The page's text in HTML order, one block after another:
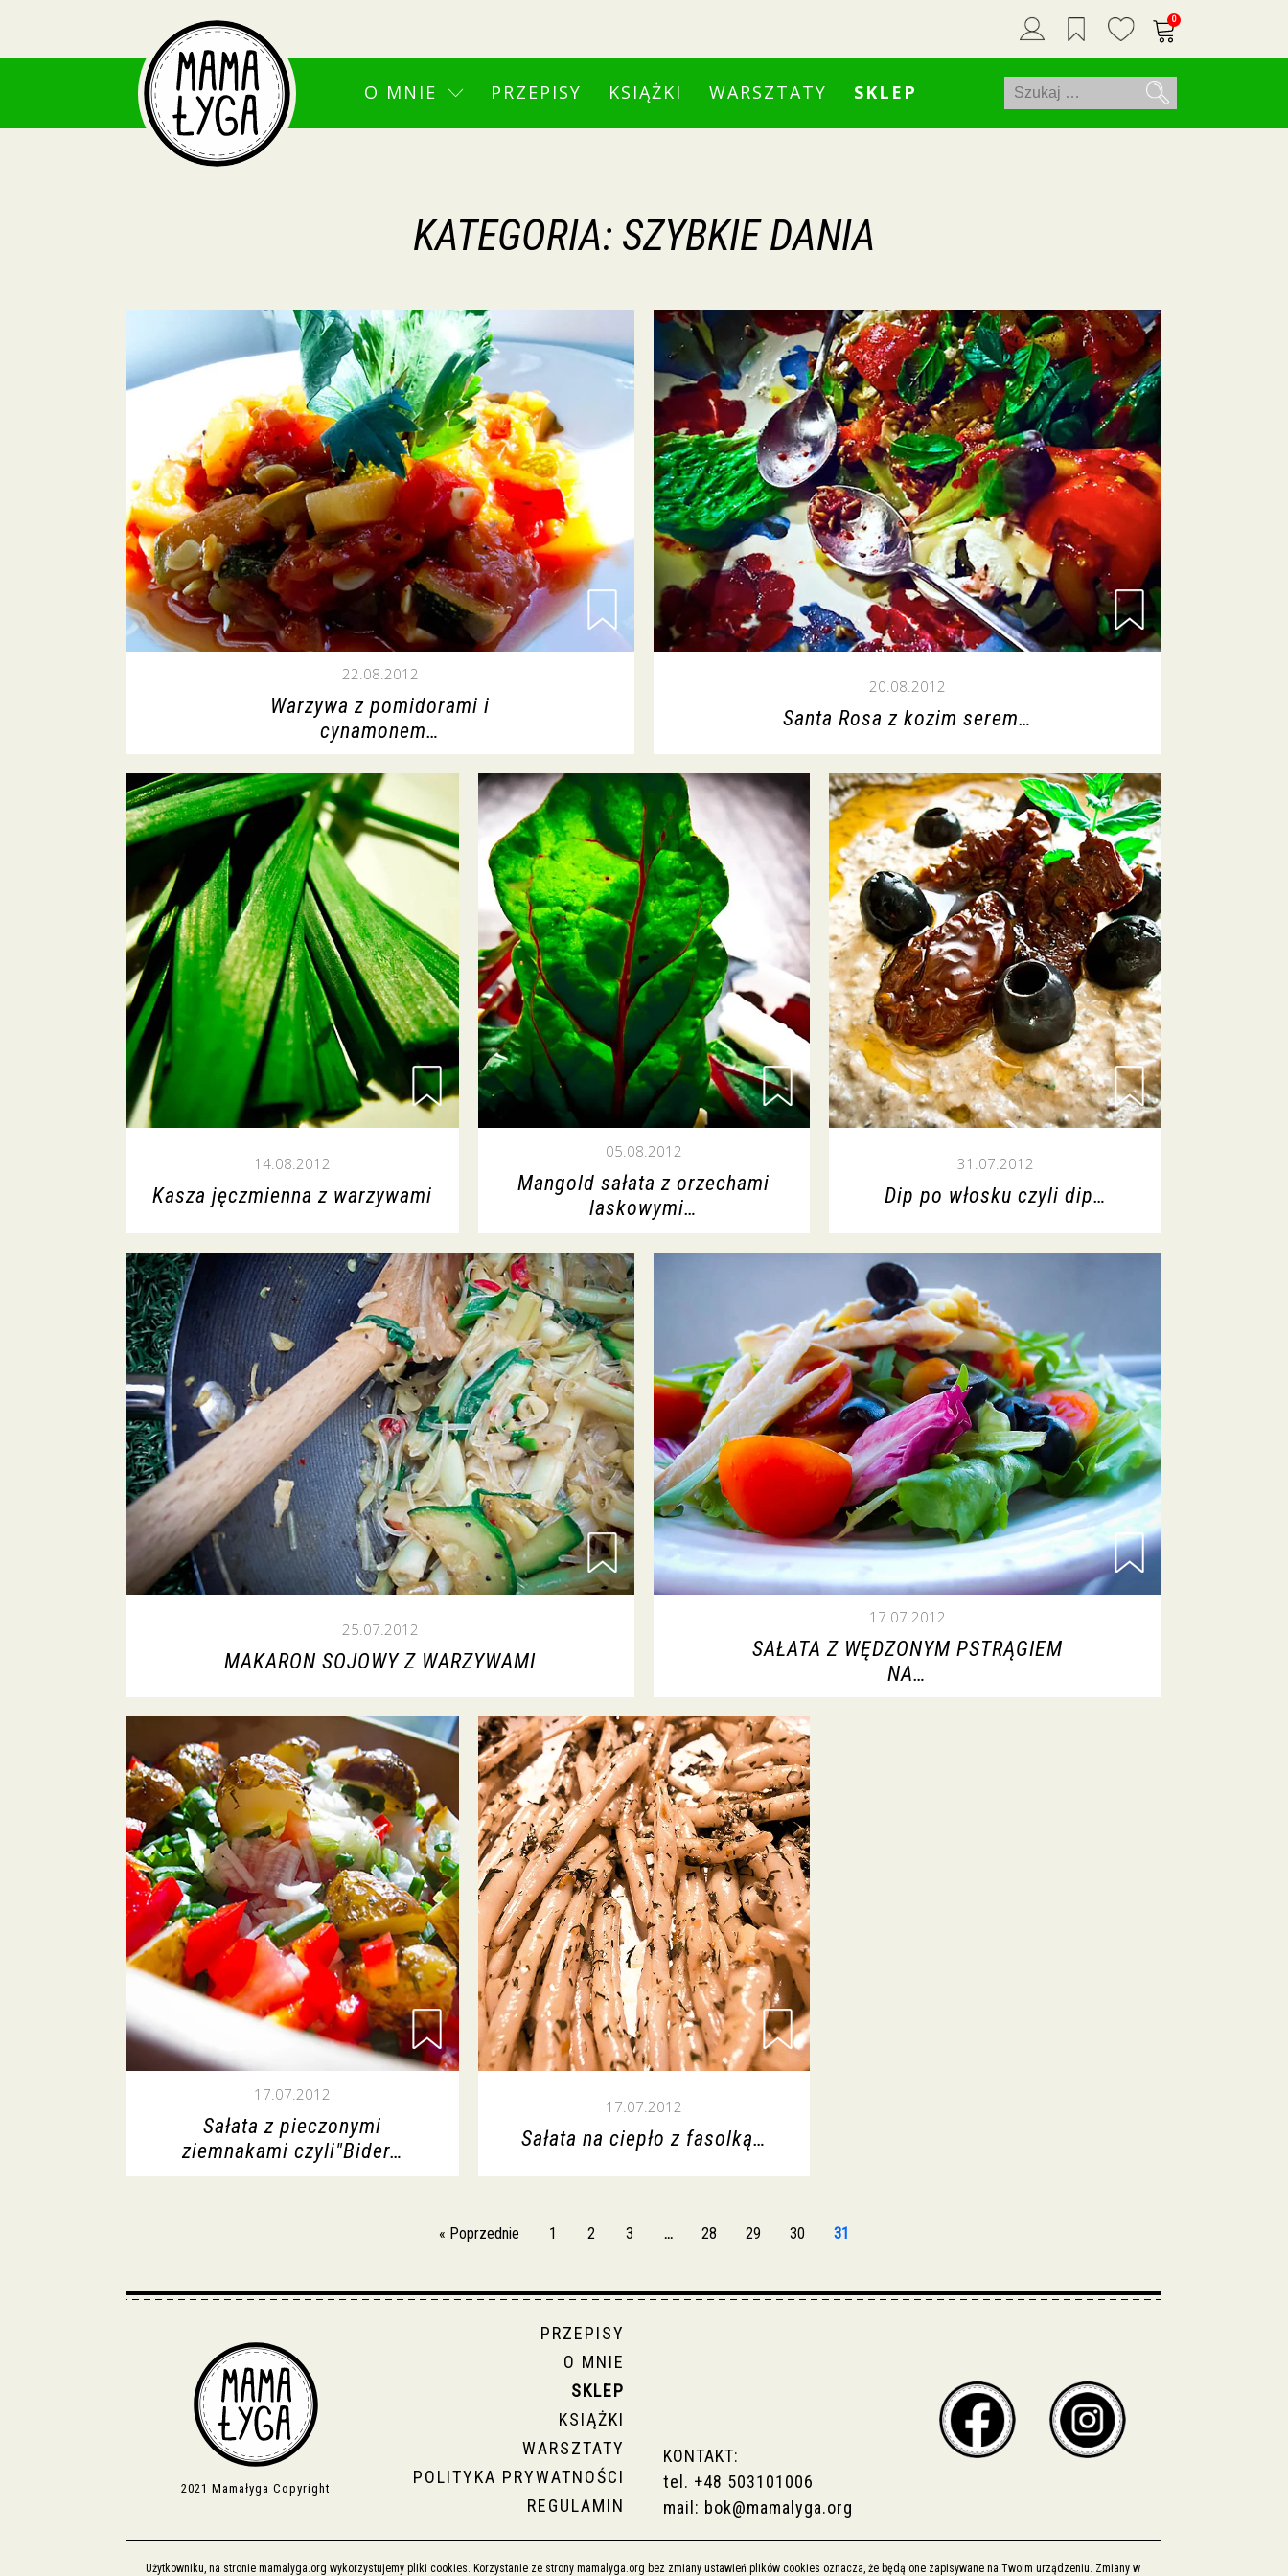
0
O MNIE PRZEPISY KSIĄŻKI WARSZTATY SKLEP Szukaj:
KATEGORIA: SZYBKIE DANIA
22.08.2012
Warzywa z pomidorami i
cynamonem…
20.08.2012
Santa Rosa z kozim serem…
14.08.2012
Kasza jęczmienna z warzywami
05.08.2012
Mangold sałata z orzechami
laskowymi…
31.07.2012
Dip po włosku czyli dip…
25.07.2012
MAKARON SOJOWY Z WARZYWAMI
17.07.2012
SAŁATA Z WĘDZONYM PSTRĄGIEM
NA…
17.07.2012
Sałata z pieczonymi
ziemnakami czyli"Bider…
17.07.2012
Sałata na ciepło z fasolką…
« Poprzednie 1 2 3 … 28 29 30 31
2021 Mamałyga Copyright
PRZEPISY
O MNIE
SKLEP
KSIĄŻKI
WARSZTATY
POLITYKA PRYWATNOŚCI
REGULAMIN
KONTAKT:
tel. +48 503101006
mail: bok@mamalyga.org
Użytkowniku, na stronie mamalyga.org wykorzystujemy pliki cookies. Korzystanie ze strony mamalyga.org bez zmiany ustawień plików cookies oznacza, że będą one zapisywane na Twoim urządzeniu. Zmiany w